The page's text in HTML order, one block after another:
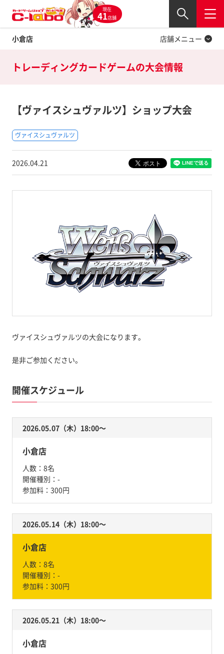
現在
41店舗
小倉店
閉じる
店舗メニュー
Twitter
トレーディングカードゲームの大会情報
【ヴァイスシュヴァルツ】ショップ大会
ヴァイスシュヴァルツ
2026.04.21
ヴァイスシュヴァルツの大会になります。
是非ご参加ください。
開催スケジュール
2026.05.07（木）18:00〜
小倉店
人数： 8名
開催種別： -
参加料： 300円
2026.05.14（木）18:00〜
小倉店
人数： 8名
開催種別： -
参加料： 300円
2026.05.21（木）18:00〜
小倉店